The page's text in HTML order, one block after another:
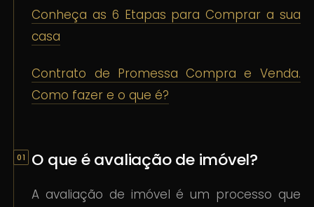
Conheça as 6 Etapas para Comprar a sua
casa
Contrato de Promessa Compra e Venda.
Como fazer e o que é?
O que é avaliação de imóvel?
A avaliação de imóvel é um processo que